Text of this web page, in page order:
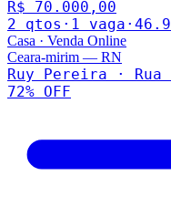
R$ 70.000,00
2 qtos · 1 vaga ·
Casa · Venda Online
Ceara-mirim — RN
Ruy Pereira · Rua
72% OFF